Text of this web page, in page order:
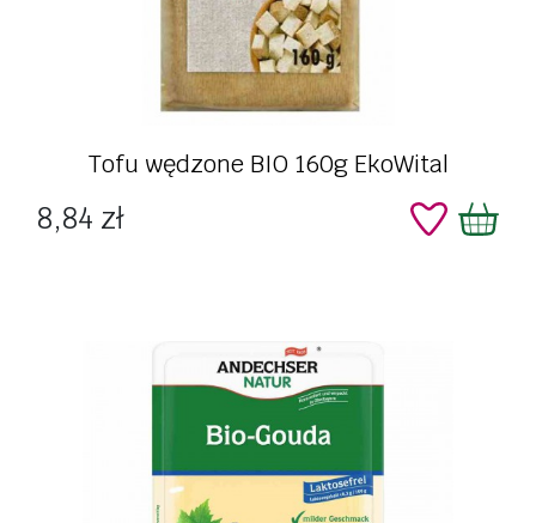
Tofu wędzone BIO 160g EkoWital
Cena
8,84 zł